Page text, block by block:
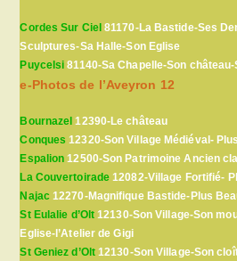
Cordes Sur Ciel 81170-La Bastide-Ses
Sculptures-Sa Halle-Son Eglise
Puycelsi 81140-Sa Chapelle-Son
e-Photos de l’Aveyron 12
Bournazel 12390-Le château
Conques 12320-Son Village Médiéval-
Espalion 12500-Son Patrimoine Ancien
La Couvertoirade 12082-Village Fortifié-
Najac12270-Magnifique Bastide-Plus
St Eulalie d’Olt 12130-Son Village-Son
Eglise-l’Atelier de Gigi
St Geniez d’Olt12130-Son Village-Son